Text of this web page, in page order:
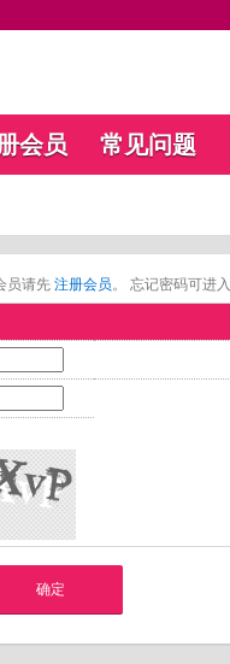
会员 常见问题
员请先 注册会员。 忘记密码可进入